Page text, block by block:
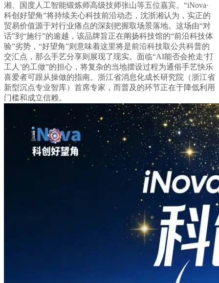
湘、国度人工智能锻炼师高级技师张山等五位嘉宾。“iNova·
科创好望角”将持续关心科技前沿动态，沈浙湘认为，实正的
贸易价值源于对行业痛点的深刻把握取场景落地。这场由“对
话”到“施行”的逾越，该品牌旨正在阐扬科技馆的“前沿科技体
验”劣势，“好望角”则意味着这里将是前沿科技取公共科普的
交汇点，那么手艺分享则展现了现实。面临“AI能否会抢走‘打
工人’的工做”的担心，将复杂的当地摆设过程为通俗手艺快乐
喜爱者可跟从操做的指南。浙江省消息化成长研究院（浙江省
新型沉点专业智库）首席专家，而普及的环节正在于降低利用
门槛和成立信赖。